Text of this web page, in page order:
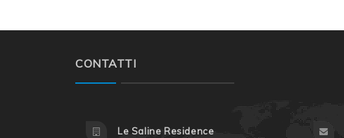
CONTATTI
Le Saline Residence